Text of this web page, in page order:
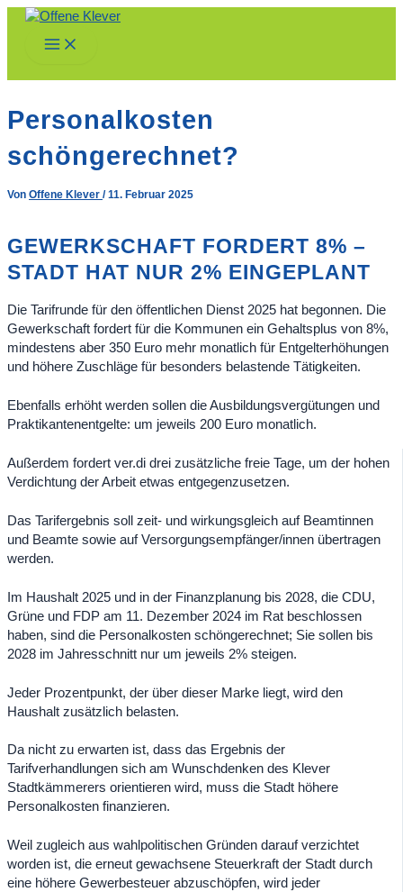
Zum
springen
Main
Menu
Personalkosten
schöngerechnet?
Von Offene Klever /11. Februar 2025
GEWERKSCHAFT FORDERT 8% –
STADT HAT NUR 2% EINGEPLANT
Die Tarifrunde für den öffentlichen Dienst 2025 hat begonnen. Die
Gewerkschaft fordert für die Kommunen ein Gehaltsplus von 8%,
mindestens aber 350 Euro mehr monatlich für Entgelterhöhungen
und höhere Zuschläge für besonders belastende Tätigkeiten.
Ebenfalls erhöht werden sollen die Ausbildungsvergütungen und
Praktikantenentgelte: um jeweils 200 Euro monatlich.
Außerdem fordert ver.di drei zusätzliche freie Tage, um der hohen
Verdichtung der Arbeit etwas entgegenzusetzen.
Das Tarifergebnis soll zeit- und wirkungsgleich auf Beamtinnen
und Beamte sowie auf Versorgungsempfänger/innen übertragen
werden.
Im Haushalt 2025 und in der Finanzplanung bis 2028, die CDU,
Grüne und FDP am 11. Dezember 2024 im Rat beschlossen
haben, sind die Personalkosten schöngerechnet; Sie sollen bis
2028 im Jahresschnitt nur um jeweils 2% steigen.
Jeder Prozentpunkt, der über dieser Marke liegt, wird den
Haushalt zusätzlich belasten.
Da nicht zu erwarten ist, dass das Ergebnis der
Tarifverhandlungen sich am Wunschdenken des Klever
Stadtkämmerers orientieren wird, muss die Stadt höhere
Personalkosten finanzieren.
Weil zugleich aus wahlpolitischen Gründen darauf verzichtet
worden ist, die erneut gewachsene Steuerkraft der Stadt durch
eine höhere Gewerbesteuer abzuschöpfen, wird jeder